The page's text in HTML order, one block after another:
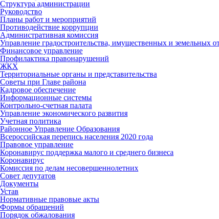
Структура администрации
Руководство
Планы работ и мероприятий
Противодействие коррупции
Административная комиссия
Управление градостроительства, имущественных и земельных
Финансовое управление
Профилактика правонарушений
ЖКХ
Территориальные органы и представительства
Советы при Главе района
Кадровое обеспечение
Информационные системы
Контрольно-счетная палата
Управление экономического развития
Учетная политика
Районное Управление Образования
Всероссийская перепись населения 2020 года
Правовое управление
Коронавирус поддержка малого и среднего бизнеса
Коронавирус
Комиссия по делам несовершеннолетних
Совет депутатов
Документы
Устав
Нормативные правовые акты
Формы обращений
Порядок обжалования